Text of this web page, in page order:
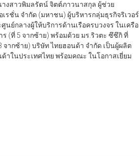
งสาวพิมลรัตน์ จิตต์ภาวนาสกุล ผู้ช่วย
รชั่น จำกัด (มหาชน) ผู้บริหารกลุ่มธุรกิจริเวอร์
นย์กลางผู้ให้บริการด้านเรือครบวงจร ในเครือ
(ที่ 5 จากซ้าย) พร้อมด้วย มร.ริวตะ ซึซึกิ ที่
ากซ้าย) บริษัท ไทยฮอนด้า จำกัด เป็นผู้ผลิต
าในประเทศไทย พร้อมคณะ ในโอกาสเยี่ยม